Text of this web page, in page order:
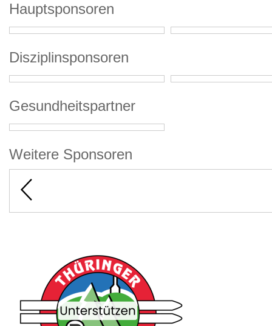
Hauptsponsoren
Disziplinsponsoren
Gesundheitspartner
Weitere Sponsoren